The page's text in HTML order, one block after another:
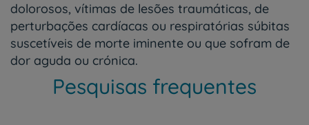
dolorosos, vítimas de lesões traumáticas, de
perturbações cardíacas ou respiratórias súbitas
suscetíveis de morte iminente ou que sofram de
dor aguda ou crónica.
Pesquisas frequentes